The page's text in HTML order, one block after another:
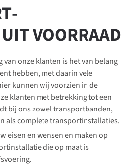
VOORRAAD
van onze klanten is het van belang
hebben, met daarin vele
kunnen wij voorzien in de
klanten met betrekking tot een
bij ons zowel transportbanden,
als complete transportinstallaties.
eisen en wensen en maken op
die op maat is